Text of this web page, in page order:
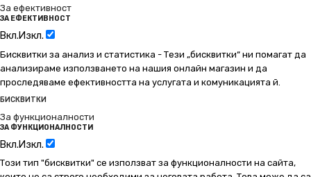
За ефективност
ЗА ЕФЕКТИВНОСТ
Вкл.Изкл.
Бисквитки за анализ и статистика - Тези „бисквитки“ ни помагат да
анализираме използването на нашия онлайн магазин и да
проследяваме ефективността на услугата и комуникацията й.
БИСКВИТКИ
За функционалности
ЗА ФУНКЦИОНАЛНОСТИ
Вкл.Изкл.
Този тип "бисквитки" се използват за функционалности на сайта,